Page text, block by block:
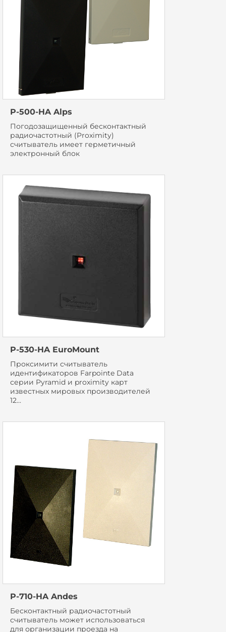
P-500-HA Alps
Погодозащищенный бесконтактный
радиочастотный (Proximity)
считыватель имеет герметичный
электронный блок
P-530-HA EuroMount
Проксимити считыватель
идентификаторов Farpointe Data
серии Pyramid и proximity карт
известных мировых производителей
12...
P-710-HA Andes
Бесконтактный радиочастотный
считыватель может использоваться
для организации проезда на